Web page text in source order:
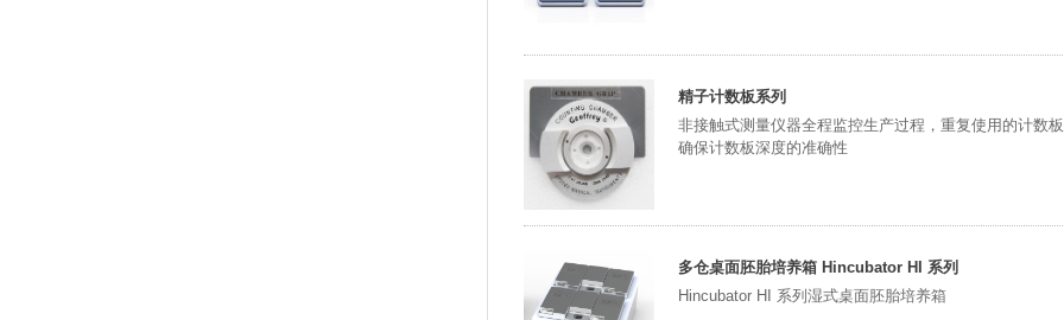
精子计数板系列
非接触式测量仪器全程监控生产过程，重复使用的计数
确保计数板深度的准确性
多仓桌面胚胎培养箱 Hincubator HI 系列
Hincubator HI 系列湿式桌面胚胎培养箱